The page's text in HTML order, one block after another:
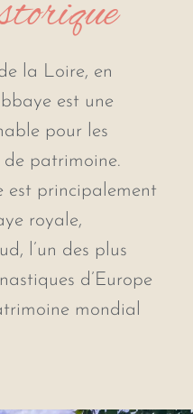
la Loire, en
est une
pour les
de patrimoine.
est principalement
royale,
l’un des plus
d’Europe
mondial